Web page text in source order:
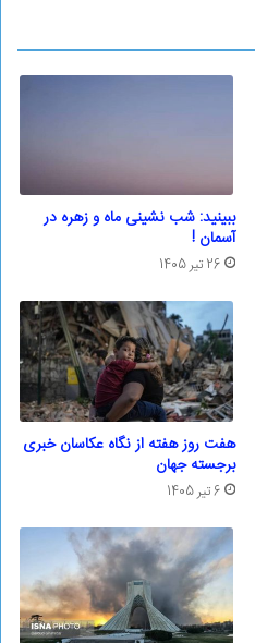
ببینید: شب نشینی ماه و زهره در
آسمان !
26 تیر 1405
هفت روز هفته از نگاه عکاسان خبری
برجسته جهان
6 تیر 1405